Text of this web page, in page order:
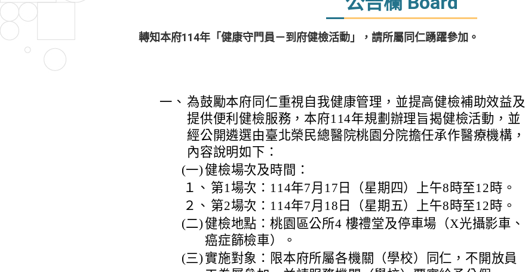
轉知本府114年「健康守門員－到府健檢活動」，請所屬同仁踴躍參加。
一、 為鼓勵本府同仁重視自我健康管理，並提高健檢補助效益及
提供便利健檢服務，本府114年規劃辦理旨揭健檢活動，並
經公開遴選由臺北榮民總醫院桃園分院擔任承作醫療機構，
內容說明如下：
(一)健檢場次及時間：
１、 第1場次：114年7月17日（星期四）上午8時至12時。
２、 第2場次：114年7月18日（星期五）上午8時至12時。
(二)健檢地點：桃園區公所4 樓禮堂及停車場（X光攝影車、
癌症篩檢車）。
(三) 實施對象：限本府所屬各機關（學校）同仁，不開放員